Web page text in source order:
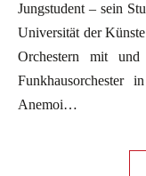
Jungstudent – sein
Universität der
Orchestern mit
Anemoi…